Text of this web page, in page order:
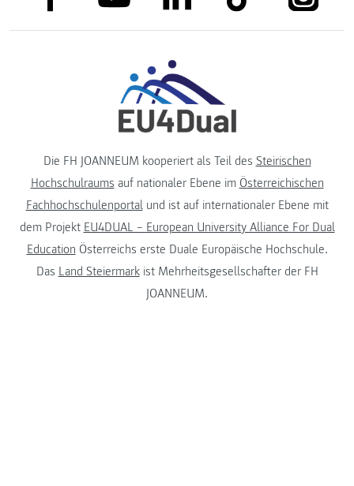
Die FH JOANNEUM kooperiert als Teil des Steirischen
Hochschulraums auf nationaler Ebene im Österreichischen
Fachhochschulenportalund ist auf internationaler Ebene mit
dem Projekt EU4DUAL – European University Alliance For Dual
Education Österreichs erste Duale Europäische Hochschule.
Das Land Steiermarkist Mehrheitsgesellschafter der FH
JOANNEUM.